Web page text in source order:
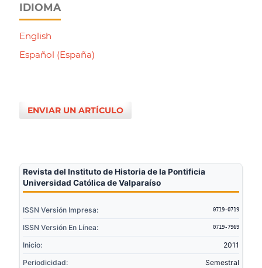
IDIOMA
English
Español (España)
ENVIAR UN ARTÍCULO
Revista del Instituto de Historia de la Pontificia
Universidad Católica de Valparaíso
ISSN Versión Impresa: 0719-0719
ISSN Versión En Línea: 0719-7969
Inicio:
2011
Periodicidad:
Semestral